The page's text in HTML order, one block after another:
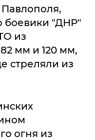
боевики "ДНР"
из
мм и 120 мм,
стреляли из
огня из